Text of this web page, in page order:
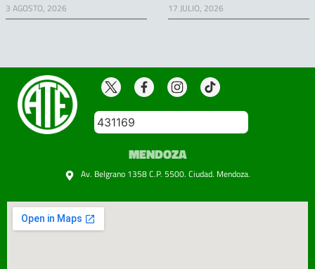
3 AGOSTO, 2026 17 JULIO, 2026
431169
MENDOZA
Av. Belgrano 1358 C.P. 5500. Ciudad. Mendoza.